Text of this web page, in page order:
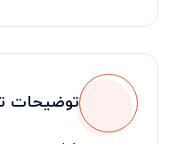
توضیحات